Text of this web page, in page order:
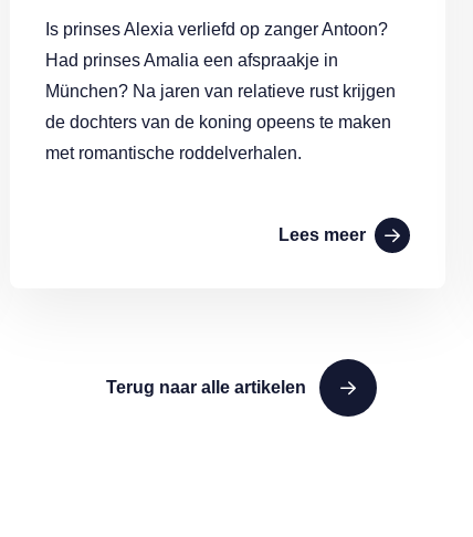
Is prinses Alexia verliefd op zanger Antoon?
Had prinses Amalia een afspraakje in
München? Na jaren van relatieve rust krijgen
de dochters van de koning opeens te maken
met romantische roddelverhalen.
Lees meer
Terug naar alle artikelen